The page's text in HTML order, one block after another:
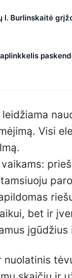
I. Burlinskaitė
Visi
bet ir
įgūdžius